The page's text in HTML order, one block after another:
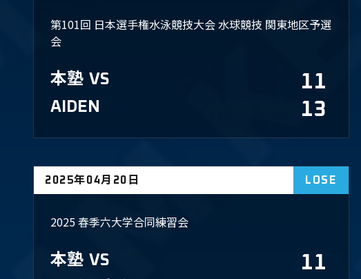
第101回 日本選手権水泳競技大会 水球競技 関東地区予選
会
本塾 VS 11
AIDEN 13
2025年04月20日 LOSE
2025 春季六大学合同練習会
本塾 VS 11